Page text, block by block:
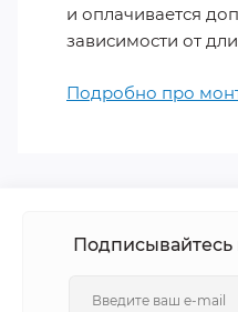
и оплачивается
зависимости от
Подробно про
Подписывайтесь